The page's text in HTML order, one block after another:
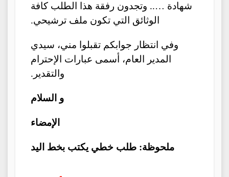
شهادة ….. وتجدون رفقة هذا الطلب كافة
الوثائق التي تكون ملف ترشيحي.
وفي انتظار جوابكم تقبلوا مني، سيدي
المدير العام، أسمى عبارات الإحترام
والتقدير.
و السلام
الإمضاء
ملحوظة: طلب خطي يكتب بخط اليد